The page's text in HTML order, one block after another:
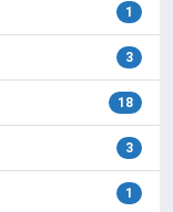
1
3
18
3
1